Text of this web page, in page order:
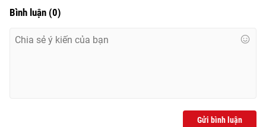
Bình luận (0)
Gửi bình luận